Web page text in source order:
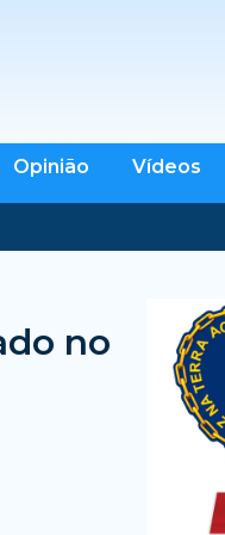
Opinião Vídeos
no